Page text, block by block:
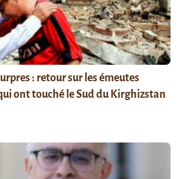
: retour sur les émeutes
ont touché le Sud du Kirghizstan